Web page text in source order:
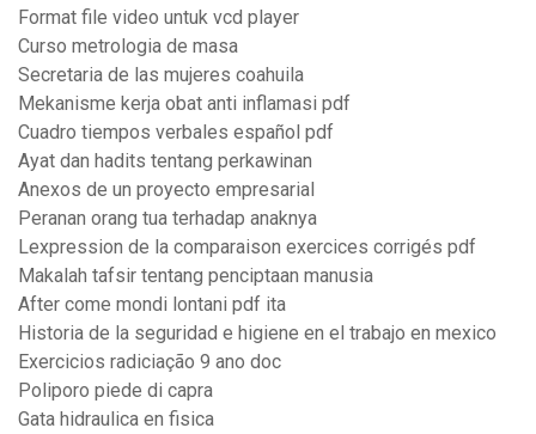
Format file video untuk vcd player
Curso metrologia de masa
Secretaria de las mujeres coahuila
Mekanisme kerja obat anti inflamasi pdf
Cuadro tiempos verbales español pdf
Ayat dan hadits tentang perkawinan
Anexos de un proyecto empresarial
Peranan orang tua terhadap anaknya
Lexpression de la comparaison exercices corrigés pdf
Makalah tafsir tentang penciptaan manusia
After come mondi lontani pdf ita
Historia de la seguridad e higiene en el trabajo en mexico
Exercicios radiciação 9 ano doc
Poliporo piede di capra
Gata hidraulica en fisica